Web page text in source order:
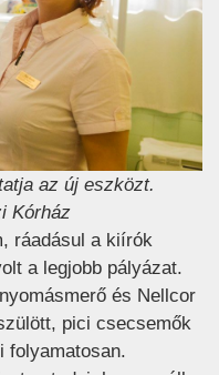
az új eszközt.
Kórház
ráadásul a kiírók
a legjobb pályázat.
és Nellcor
pici csecsemők
folyamatosan.